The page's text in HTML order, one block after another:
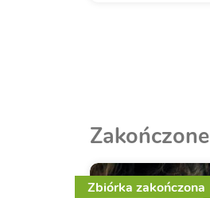
Zbiórka zakończona